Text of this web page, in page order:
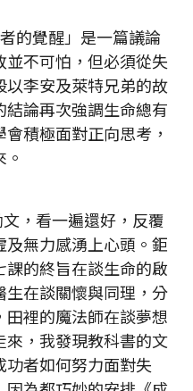
的覺醒」是一篇議論
不可怕，但必須從失
李安及萊特兄弟的故
論再次強調生命總有
積極面對正向思考，
，看一遍還好，反覆
無力感湧上心頭。鉅
的終旨在談生命的啟
在談關懷與同理，分
裡的魔法師在談夢想
，我發現教科書的文
者如何努力面對失